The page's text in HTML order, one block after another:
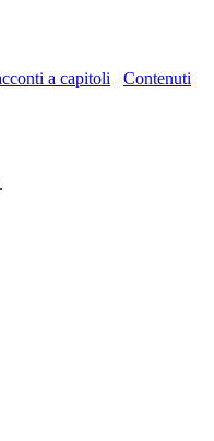
a capitoli
Contenuti